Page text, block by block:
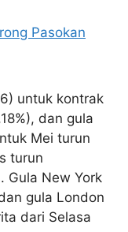
untuk kontrak
dan gula
Mei turun
turun
Gula New York
gula London
dari Selasa